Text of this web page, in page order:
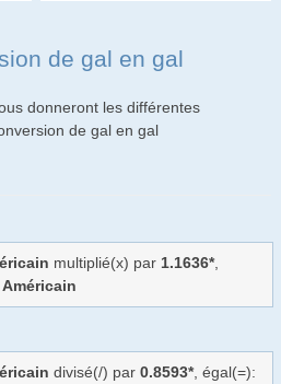
de gal en gal
donneront les différentes
de gal en gal
multiplié(x) par 1.1636*,
divisé(/) par 0.8593*, égal(=):